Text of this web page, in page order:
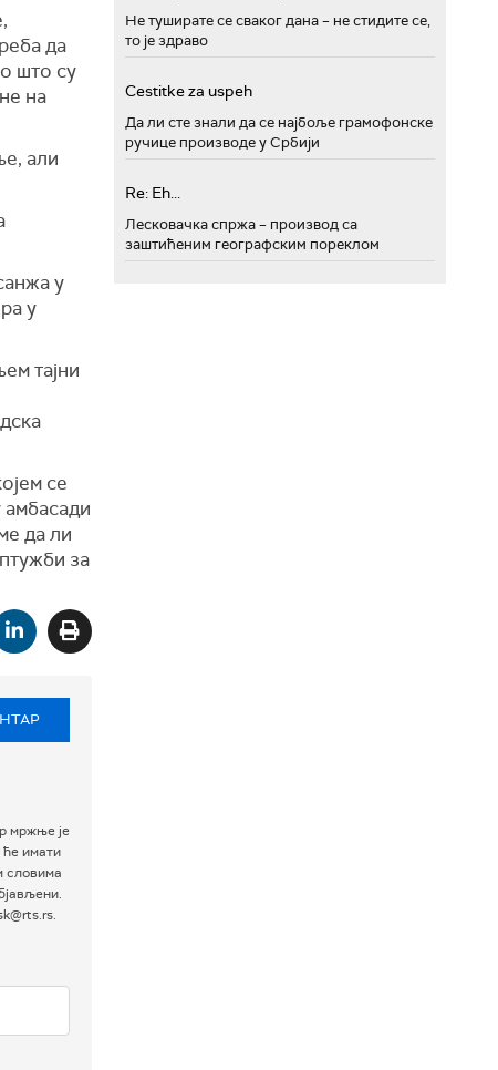
да
што су
на
али
у
у
тајни
се
амбасади
да ли
за
мржње је
ће имати
словима
Не туширате се сваког дана – не стидите се,
то је здраво
Cestitke za uspeh
Да ли сте знали да се најбоље грамофонске
ручице производе у Србији
Re: Eh...
Лесковачка спржа – производ са
заштићеним географским пореклом